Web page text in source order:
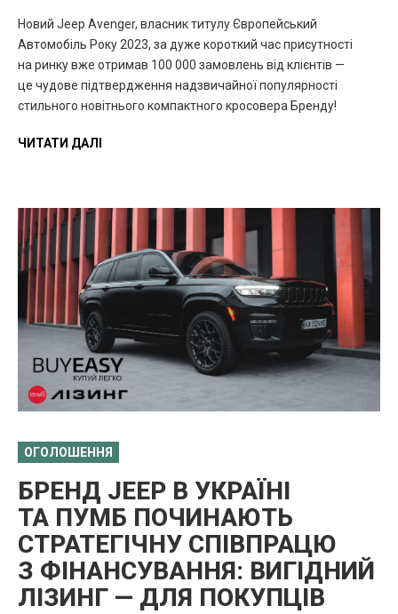
Новий Jeep Avenger, власник титулу Європейський
Автомобіль Року 2023, за дуже короткий час присутності
на ринку вже отримав 100 000 замовлень від клієнтів —
це чудове підтвердження надзвичайної популярності
стильного новітнього компактного кросовера Бренду!
ЧИТАТИ ДАЛІ
ОГОЛОШЕННЯ
БРЕНД JEEP В УКРАЇНІ
ТА ПУМБ ПОЧИНАЮТЬ
СТРАТЕГІЧНУ СПІВПРАЦЮ
З ФІНАНСУВАННЯ: ВИГІДНИЙ
ЛІЗИНГ — ДЛЯ ПОКУПЦІВ